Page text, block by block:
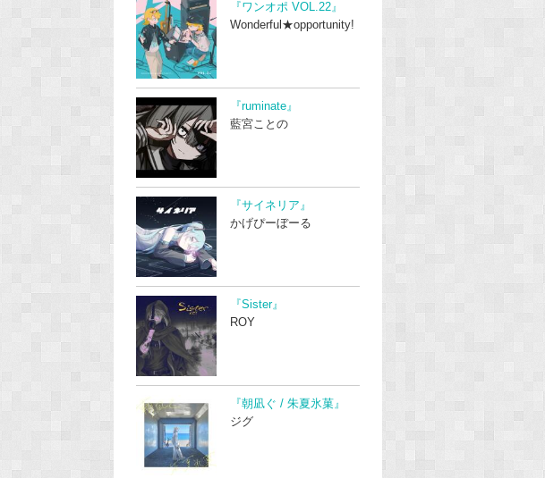
『ワンオポ VOL.22』
Wonderful★opportunity!
『ruminate』
藍宮ことの
『サイネリア』
かげぴーぼーる
『Sister』
ROY
『朝凪ぐ / 朱夏氷菓』
ジグ